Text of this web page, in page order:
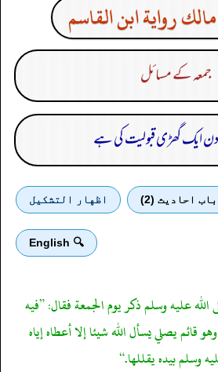
رواية ابن القاسم
جمعہ کے مسائل
ایک گھڑی قبولیت کی ہے
باب احادیث (2) اظهار التشكيل
🔍 English
الله عليه وسلم ذكر يوم الجمعة فقال: ”فيه
قائم يصلي يسأل الله شيئا إلا أعطاه إياه
وسلم بيده يقللها.“